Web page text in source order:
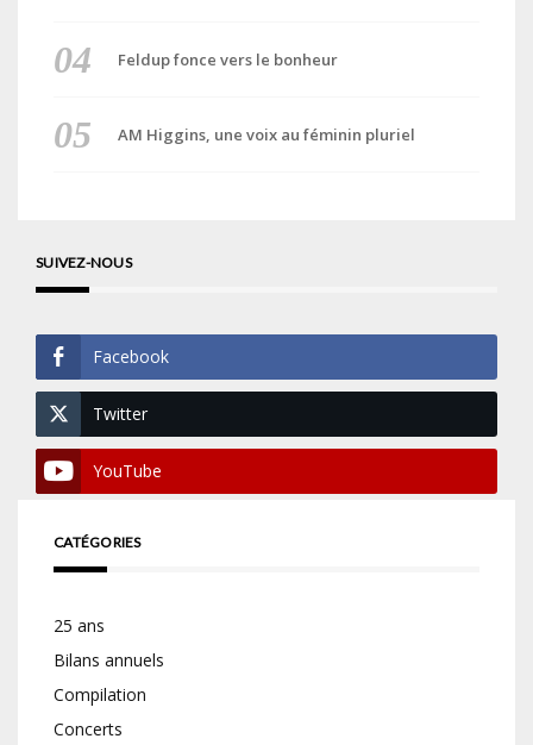
Feldup fonce vers le bonheur
AM Higgins, une voix au féminin pluriel
SUIVEZ-NOUS
Facebook
Twitter
YouTube
CATÉGORIES
25 ans
Bilans annuels
Compilation
Concerts